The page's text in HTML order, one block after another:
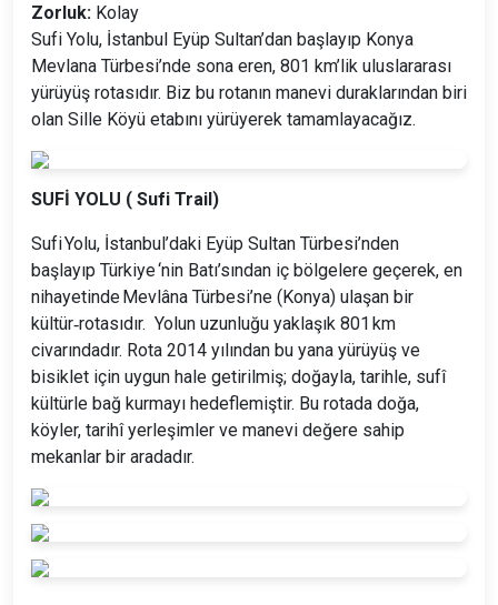
Zorluk: Kolay
Sufi Yolu, İstanbul Eyüp Sultan’dan başlayıp Konya
Mevlana Türbesi’nde sona eren, 801 km’lik uluslararası
yürüyüş rotasıdır. Biz bu rotanın manevi duraklarından biri
olan Sille Köyü etabını yürüyerek tamamlayacağız.
SUFİ YOLU ( Sufi Trail)
Sufi Yolu, İstanbul’daki Eyüp Sultan Türbesi’nden
başlayıp Türkiye ‘nin Batı’sından iç bölgelere geçerek, en
nihayetinde Mevlâna Türbesi’ne (Konya) ulaşan bir
kültür‑rotasıdır. Yolun uzunluğu yaklaşık 801 km
civarındadır. Rota 2014 yılından bu yana yürüyüş ve
bisiklet için uygun hale getirilmiş; doğayla, tarihle, sufî
kültürle bağ kurmayı hedeflemiştir. Bu rotada doğa,
köyler, tarihî yerleşimler ve manevi değere sahip
mekanlar bir aradadır.